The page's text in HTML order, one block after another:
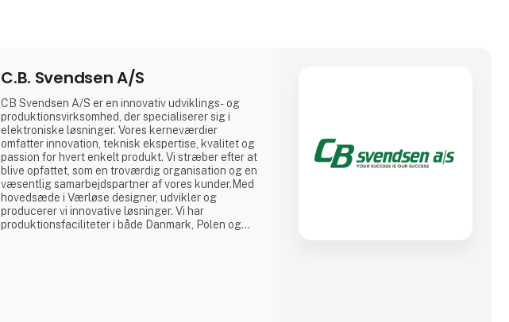
C.B. Svendsen A/S
CB Svendsen A/S er en innovativ udviklings- og
produktionsvirksomhed, der specialiserer sig i
elektroniske løsninger. Vores kerneværdier
omfatter innovation, teknisk ekspertise, kvalitet og
passion for hvert enkelt produkt. Vi stræber efter at
blive opfattet, som en troværdig organisation og en
væsentlig samarbejdspartner af vores kunder.Med
hovedsæde i Værløse designer, udvikler og
producerer vi innovative løsninger. Vi har
produktionsfaciliteter i både Danmark, Polen og